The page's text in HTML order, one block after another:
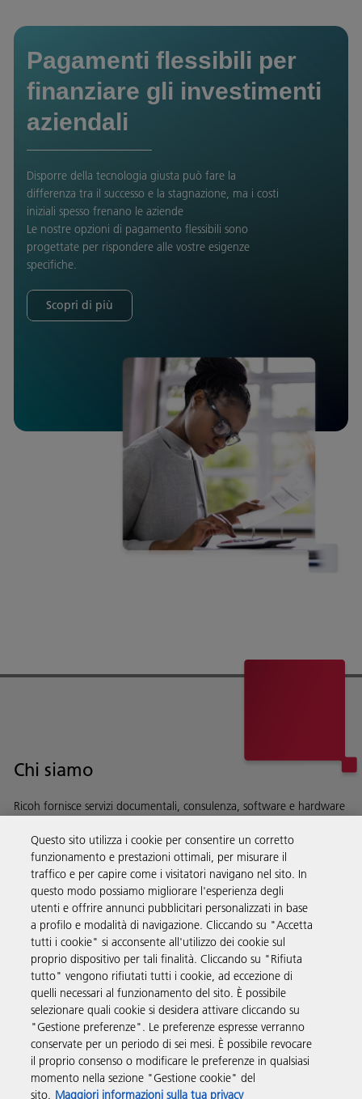
Pagamenti flessibili per
finanziare gli investimenti
aziendali
Disporre della tecnologia giusta può fare la
differenza tra il successo e la stagnazione, ma i costi
iniziali spesso frenano le aziende
Le nostre opzioni di pagamento flessibili sono
progettate per rispondere alle vostre esigenze
specifiche.
Scopri di più
Chi siamo
Ricoh fornisce servizi documentali, consulenza, software e hardware
Scopri di più su chi siamo e sulla nostra storia
Soluzioni
Prodotti e servizi
Supporto
Questo sito utilizza i cookie per consentire un corretto
funzionamento e prestazioni ottimali, per misurare il
traffico e per capire come i visitatori navigano nel sito. In
questo modo possiamo migliorare l'esperienza degli
utenti e offrire annunci pubblicitari personalizzati in base
a profilo e modalità di navigazione. Cliccando su "Accetta
tutti i cookie" si acconsente all'utilizzo dei cookie sul
proprio dispositivo per tali finalità. Cliccando su "Rifiuta
tutto" vengono rifiutati tutti i cookie, ad eccezione di
quelli necessari al funzionamento del sito. È possibile
selezionare quali cookie si desidera attivare cliccando su
"Gestione preferenze". Le preferenze espresse verranno
conservate per un periodo di sei mesi. È possibile revocare
il proprio consenso o modificare le preferenze in qualsiasi
momento nella sezione "Gestione cookie" del
sito. Maggiori informazioni sulla tua privacy